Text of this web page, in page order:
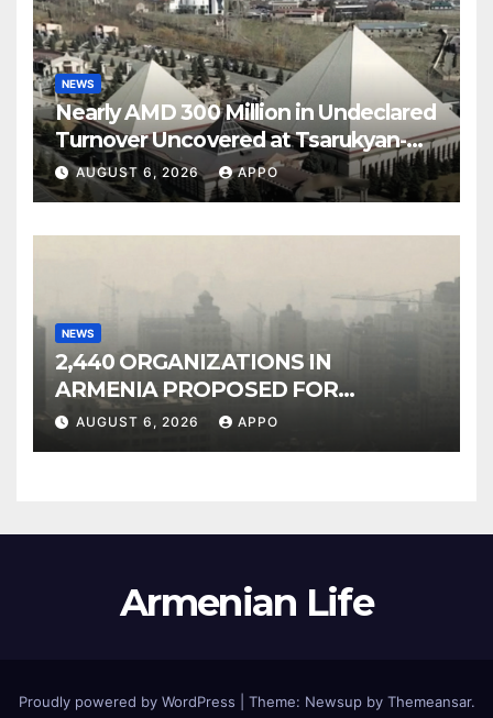
NEWS
Nearly AMD 300 Million in Undeclared
Turnover Uncovered at Tsarukyan-
Owned Entertainment Center
AUGUST 6, 2026 APPO
NEWS
2,440 ORGANIZATIONS IN
ARMENIA PROPOSED FOR
INCLUSION IN LIST OF AIR
AUGUST 6, 2026 APPO
Armenian Life
Proudly powered by WordPress Theme: Newsup by Themeansar.